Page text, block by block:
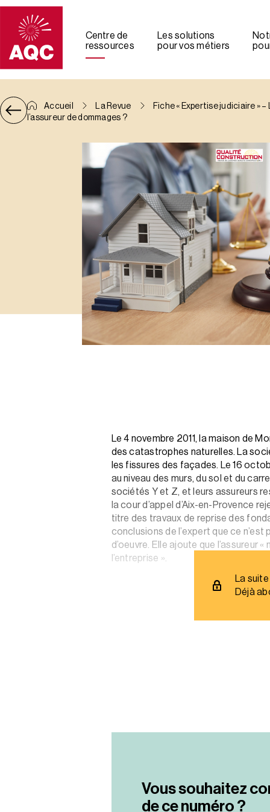
Panneau de gestion des cookies
Centre de
ressources
Les solutions
pour vos métiers
Accueil La Revue
Fiche « Expertise judiciaire
l’assureur de dommages ?
Le 4 novembre 2011, la maison de
des catastrophes naturelles. La
les fissures des façades. Le 16
au niveau des murs, du sol et du
sociétés Y et Z, et leurs assureurs
la cour d’appel d’Aix-en-Provence
titre des travaux de reprise des
conclusions de l’expert que ce
d’oeuvre. Elle ajoute que l’assureur
l’entreprise ».
La
Déjà
Vous souhaitez
de ce numéro ?